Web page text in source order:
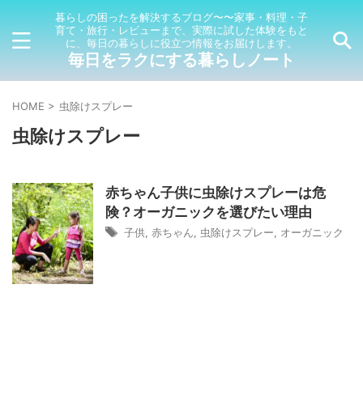
暮らしの困ったを解決するブログ〜〜家事・料理・子
育て・旅行・レビューまで、実際に試した体験をもと
に、毎日の暮らしに役立つ情報をお届けします。
毎日をラクにする暮らしノート
HOME > 虫除けスプレー
虫除けスプレー
赤ちゃん子供に虫除けスプレーは危
険？オーガニックを選びたい理由
子供 赤ちゃん 虫除けスプレー オーガニック